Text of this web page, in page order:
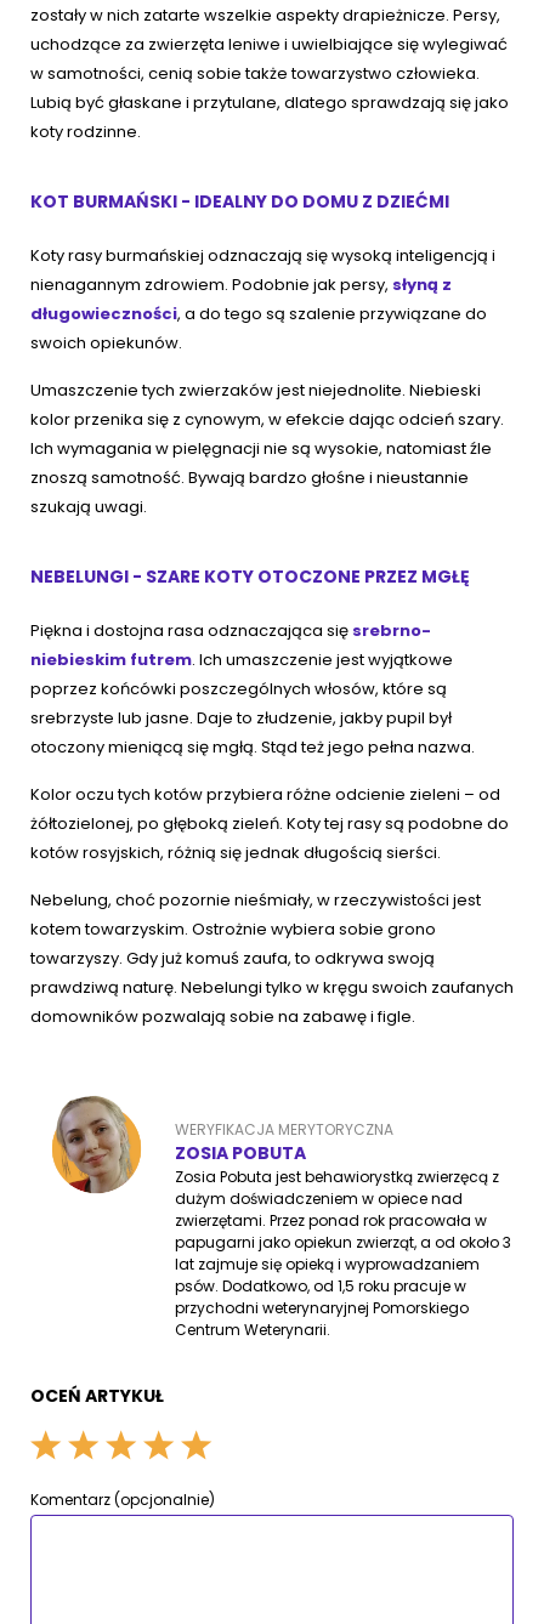
zostały w nich zatarte wszelkie aspekty drapieżnicze. Persy,
uchodzące za zwierzęta leniwe i uwielbiające się wylegiwać
w samotności, cenią sobie także towarzystwo człowieka.
Lubią być głaskane i przytulane, dlatego sprawdzają się jako
koty rodzinne.
KOT BURMAŃSKI - IDEALNY DO DOMU Z DZIEĆMI
Koty rasy burmańskiej odznaczają się wysoką inteligencją i
nienagannym zdrowiem. Podobnie jak persy, słyną z
długowieczności, a do tego są szalenie przywiązane do
swoich opiekunów.
Umaszczenie tych zwierzaków jest niejednolite. Niebieski
kolor przenika się z cynowym, w efekcie dając odcień szary.
Ich wymagania w pielęgnacji nie są wysokie, natomiast źle
znoszą samotność. Bywają bardzo głośne i nieustannie
szukają uwagi.
NEBELUNGI - SZARE KOTY OTOCZONE PRZEZ MGŁĘ
Piękna i dostojna rasa odznaczająca się srebrno-
niebieskim futrem. Ich umaszczenie jest wyjątkowe
poprzez końcówki poszczególnych włosów, które są
srebrzyste lub jasne. Daje to złudzenie, jakby pupil był
otoczony mieniącą się mgłą. Stąd też jego pełna nazwa.
Kolor oczu tych kotów przybiera różne odcienie zieleni – od
żółtozielonej, po głęboką zieleń. Koty tej rasy są podobne do
kotów rosyjskich, różnią się jednak długością sierści.
Nebelung, choć pozornie nieśmiały, w rzeczywistości jest
kotem towarzyskim. Ostrożnie wybiera sobie grono
towarzyszy. Gdy już komuś zaufa, to odkrywa swoją
prawdziwą naturę. Nebelungi tylko w kręgu swoich zaufanych
domowników pozwalają sobie na zabawę i figle.
WERYFIKACJA MERYTORYCZNA
ZOSIA POBUTA
Zosia Pobuta jest behawiorystką zwierzęcą z
dużym doświadczeniem w opiece nad
zwierzętami. Przez ponad rok pracowała w
papugarni jako opiekun zwierząt, a od około 3
lat zajmuje się opieką i wyprowadzaniem
psów. Dodatkowo, od 1,5 roku pracuje w
przychodni weterynaryjnej Pomorskiego
Centrum Weterynarii.
OCEŃ ARTYKUŁ
Komentarz (opcjonalnie)